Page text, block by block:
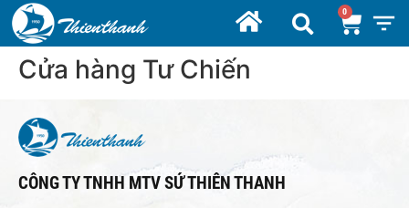
Cửa hàng Tư Chiến
CÔNG TY TNHH MTV SỨ THIÊN THANH